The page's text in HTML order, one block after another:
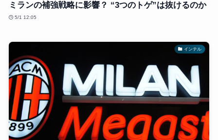
ミランの補強戦略に影響？ “3つのトゲ”は抜けるのか
5/1 12:05
インテル